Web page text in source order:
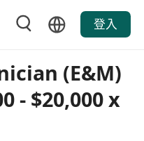
登入
(E&M)
- $20,000 x